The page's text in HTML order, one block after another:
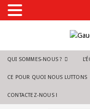
QUI SOMMES-NOUS ?
CE POUR QUOI NOUS LUTTONS
CONTACTEZ-NOUS !